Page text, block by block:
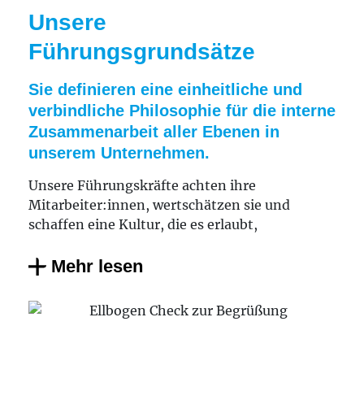
Unsere
Führungsgrundsätze
Sie definieren eine einheitliche und
verbindliche Philosophie für die interne
Zusammenarbeit aller Ebenen in
unserem Unternehmen.​
Unsere Führungskräfte achten ihre
Mitarbeiter:innen, wertschätzen sie und
schaffen eine Kultur, die es erlaubt,
Diakonie und die begleiteten Menschen zu
Mit den Grundsätzen erhalten unsere
Mehr lesen